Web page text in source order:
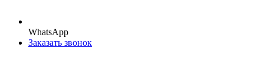
WhatsApp
Заказать звонок